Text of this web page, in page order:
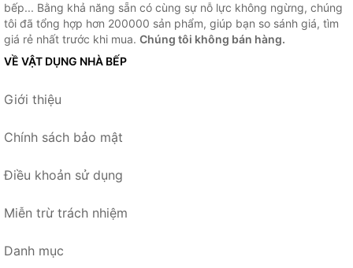
bếp... Bằng khả năng sẵn có cùng sự nỗ lực không ngừng, chúng
tôi đã tổng hợp hơn 200000 sản phẩm, giúp bạn so sánh giá, tìm
giá rẻ nhất trước khi mua. Chúng tôi không bán hàng.
VỀ VẬT DỤNG NHÀ BẾP
Giới thiệu
Chính sách bảo mật
Điều khoản sử dụng
Miễn trừ trách nhiệm
Danh mục